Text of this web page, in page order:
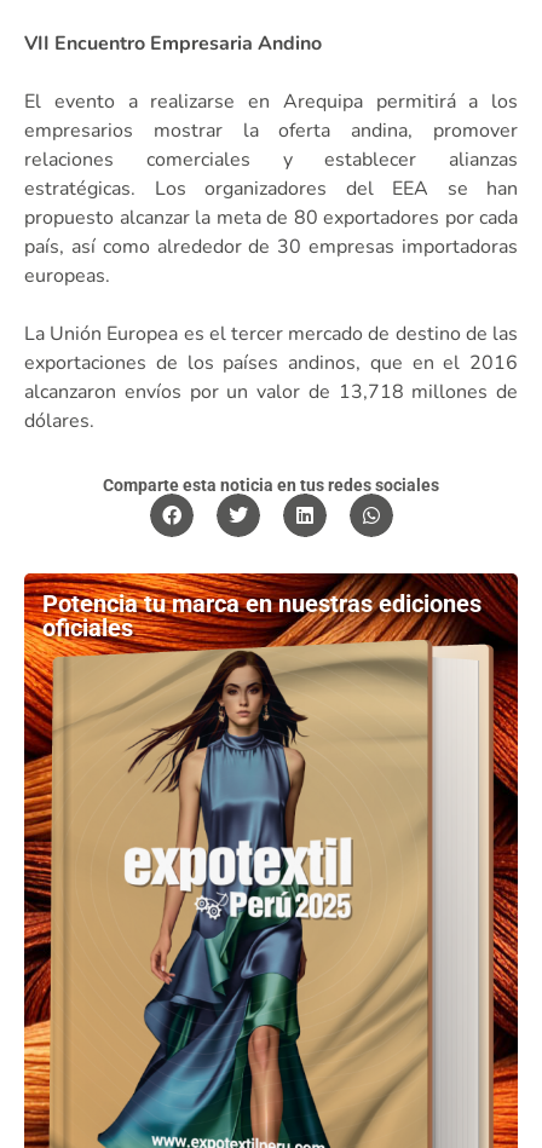
VII Encuentro Empresaria Andino
El evento a realizarse en Arequipa permitirá a los
empresarios mostrar la oferta andina, promover
relaciones comerciales y establecer alianzas
estratégicas. Los organizadores del EEA se han
propuesto alcanzar la meta de 80 exportadores por cada
país, así como alrededor de 30 empresas importadoras
europeas.
La Unión Europea es el tercer mercado de destino de las
exportaciones de los países andinos, que en el 2016
alcanzaron envíos por un valor de 13,718 millones de
dólares.
Comparte esta noticia en tus redes sociales
Potencia tu marca en nuestras ediciones
oficiales